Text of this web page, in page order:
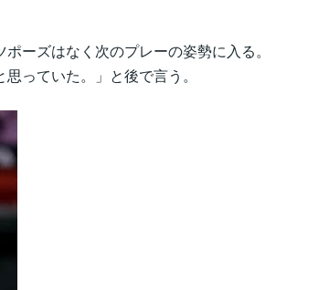
ーズはなく次のプレーの姿勢に入る。
っていた。」と後で言う。